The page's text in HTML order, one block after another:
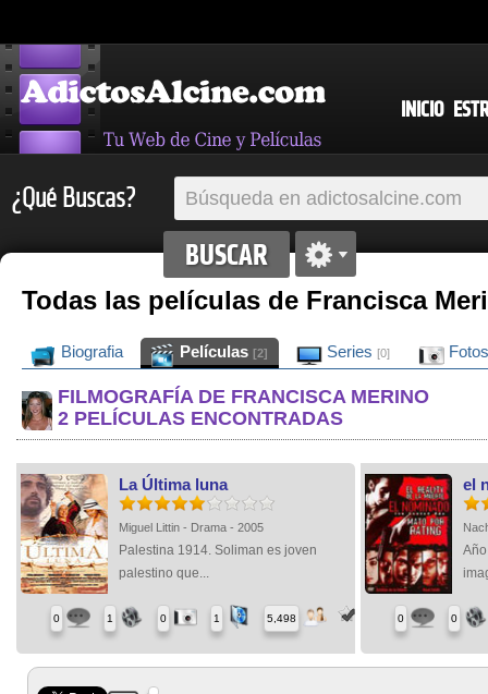
INICIO
¿Qué Buscas?
Todas las películas de Francisca
Biografia Películas [2] Series [0]
FILMOGRAFÍA DE FRANCISCA MERINO
2 PELÍCULAS ENCONTRADAS
La Última luna
Miguel Littin - Drama - 2005
Palestina 1914. Soliman es joven
palestino que...
0 1 0 1 5,498
el
0 0